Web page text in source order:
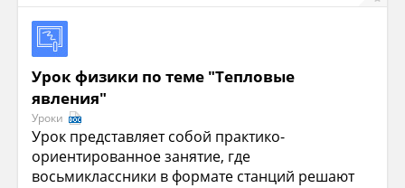
Урок физики по теме "Тепловые
явления"
Уроки
Урок представляет собой практико-
ориентированное занятие, где
восьмиклассники в формате станций решают